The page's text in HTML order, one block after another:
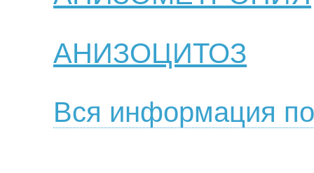
АНИЗОЦИТОЗ
Вся информация